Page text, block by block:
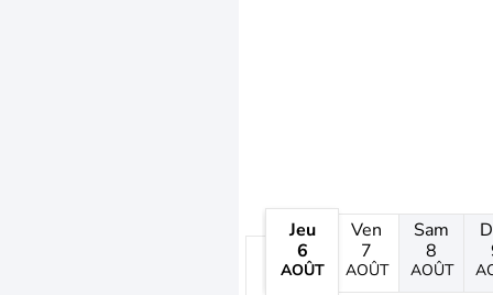
Jeu
6
AOÛT
Ven
7
AOÛT
Sam
8
AOÛT